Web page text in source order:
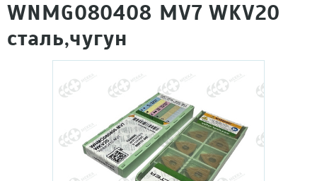
WNMG080408 MV7 WKV20
сталь,чугун